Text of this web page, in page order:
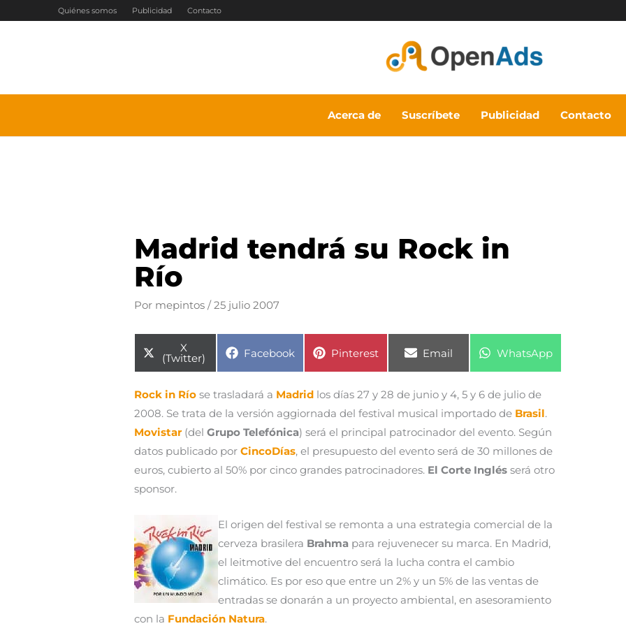
Quiénes somos Publicidad Contacto
Acerca de Suscríbete Publicidad Contacto
Madrid tendrá su Rock in
Río
Por mepintos/25 julio 2007
Compartir
en
X
(Twitter) Compartir
Facebook Compartir
Pinterest Compartir
Email Compartir
WhatsApp
Rock in Río se trasladará a Madrid los días 27 y 28 de junio y 4, 5 y 6 de julio de
2008. Se trata de la versión aggiornada del festival musical importado de Brasil.
Movistar(delGrupo Telefónica) será el principal patrocinador del evento. Según
datos publicado porCincoDías, el presupuesto del evento será de 30 millones de
euros, cubierto al 50% por cinco grandes patrocinadores. El Corte Inglés será otro
sponsor.
El origen del festival se remonta a una estrategia comercial de la
cerveza brasilera Brahma para rejuvenecer su marca. En Madrid,
el leitmotive del encuentro será la lucha contra el cambio
climático. Es por eso que entre un 2% y un 5% de las ventas de
entradas se donarán a un proyecto ambiental, en asesoramiento
con la Fundación Natura.